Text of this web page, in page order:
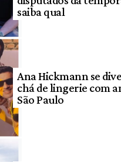
saiba qual
Ana Hickmann se
chá de lingerie com
São Paulo